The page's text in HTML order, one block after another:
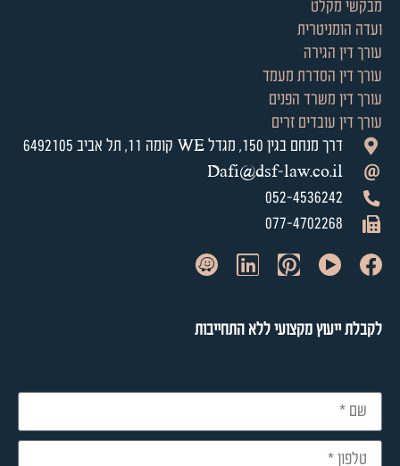
מבקשי מקלט
ועדה הומניטרית
עורך דין הגירה
עורך דין הסדרת מעמד
עורך דין משרד הפנים
עורך דין עובדים זרים
דרך מנחם בגין 150, מגדל WE קומה 11, תל אביב 6492105
Dafi@dsf-law.co.il
052-4536242
077-4702268
לקבלת ייעוץ מקצועי ללא התחייבות​